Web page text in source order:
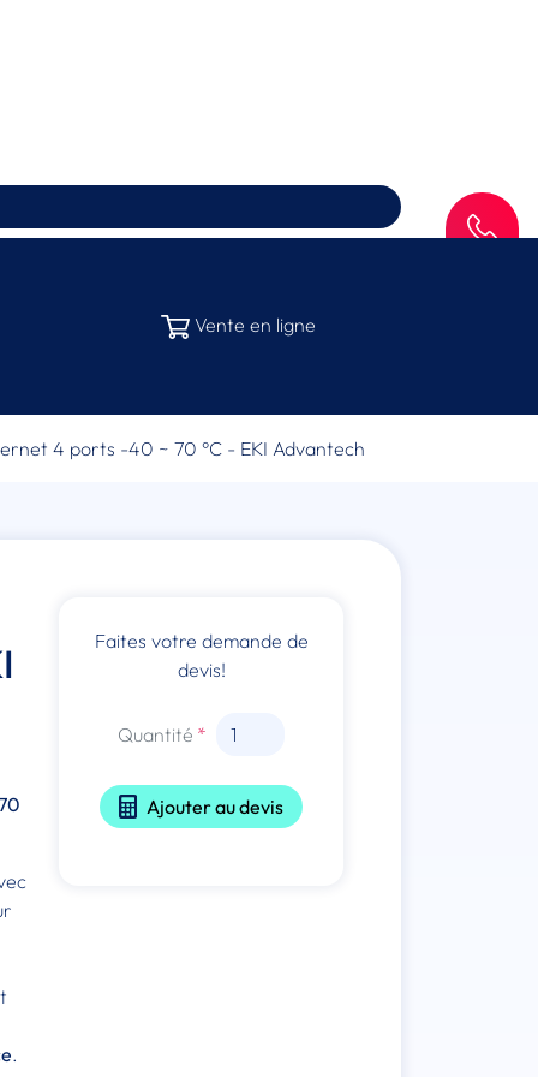
Vente en ligne
4 ports -40 ~ 70 °C - EKI Advantech
.
Faites votre demande de
devis!
Quantité
Ajouter au devis